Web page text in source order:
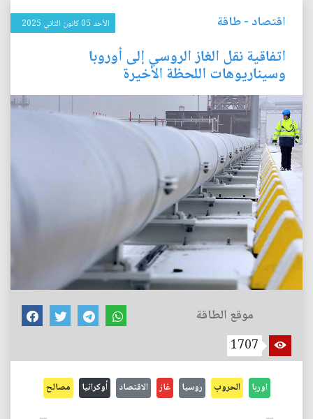
اقتصاد -طاقة الأحد 05 كانون الثاني 2025
اتفاقية نقل الغاز الروسي إلى أوروبا
وسيناريوهات اللحظة الأخيرة
موقع الطاقة
1707
اوربا الحروب روسيا غاز الاقتصاد أوكرانيا مصالح